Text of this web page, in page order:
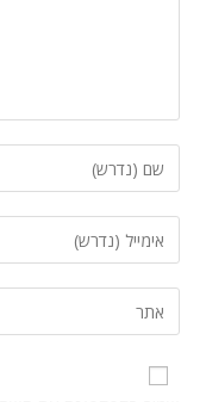
את
השם
שלך
שם
משתמש
כדי
להגיב
את
כתובת
דואר
שלך
את
כתובת
אתר